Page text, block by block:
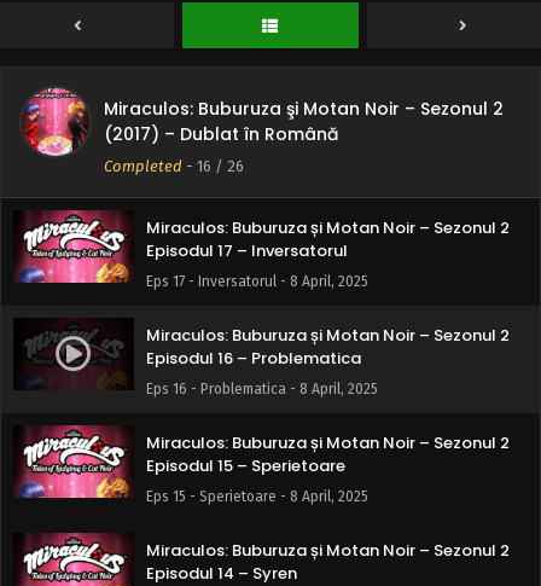
Miraculos: Buburuza şi Motan Noir – Sezonul 2
(2017) – Dublat în Română
Completed - 16 / 26
Miraculos: Buburuza și Motan Noir – Sezonul 2
Episodul 19 – Tânărul Ene
Miraculos: Buburuza și Motan Noir – Sezonul 2
Episodul 18 – Anansi
Eps 18 - Anansi - 8 April, 2025
Miraculos: Buburuza și Motan Noir – Sezonul 2
Episodul 17 – Inversatorul
Eps 17 - Inversatorul - 8 April, 2025
Miraculos: Buburuza și Motan Noir – Sezonul 2
Episodul 16 – Problematica
Eps 16 - Problematica - 8 April, 2025
Miraculos: Buburuza și Motan Noir – Sezonul 2
Episodul 15 – Sperietoare
Eps 15 - Sperietoare - 8 April, 2025
Miraculos: Buburuza și Motan Noir – Sezonul 2
Episodul 14 – Syren